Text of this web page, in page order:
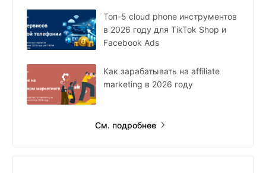
Топ-5 cloud phone инструментов
в 2026 году для TikTok Shop и
Facebook Ads
Как зарабатывать на affiliate
marketing в 2026 году
См. подробнее